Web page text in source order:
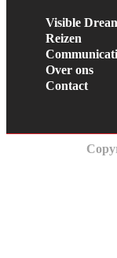
Visible
Reizen
Over ons
Contact